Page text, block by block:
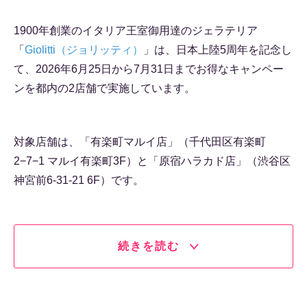
1900年創業のイタリア王室御用達のジェラテリア
「 Giolitti（ジョリッティ）
」は、日本上陸5周年を記念し
て、2026年6月25日から7月31日までお得なキャンペー
ンを都内の2店舗で実施しています。
対象店舗は、「有楽町マルイ店」（千代田区有楽町
2−7−1 マルイ有楽町3F）と「原宿ハラカド店」（渋谷区
神宮前6-31-21 6F）です。
続きを読む